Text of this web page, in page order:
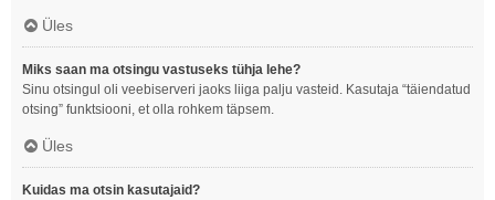
Üles
Miks saan ma otsingu vastuseks tühja lehe?
Sinu otsingul oli veebiserveri jaoks liiga palju vasteid. Kasutaja “täiendatud
otsing” funktsiooni, et olla rohkem täpsem.
Üles
Kuidas ma otsin kasutajaid?